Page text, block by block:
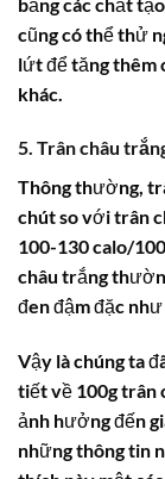
cũng có thể thử
lứt để tăng thêm
khác.
5. Trân châu
Thông thường,
chút so với trân
100-130 calo/
châu trắng
đen đậm đặc
Vậy là chúng ta
tiết về 100g trân
ảnh hưởng đến
những thông tin